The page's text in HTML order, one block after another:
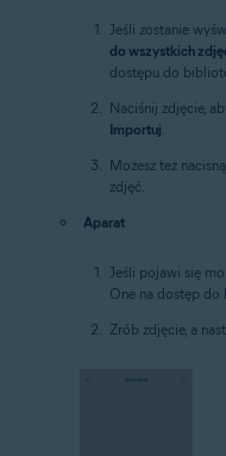
Jeśli zostanie
do wszystkich
dostępu do
Naciśnij zdjęcie,
Importuj.
Możesz też
zdjęć.
Aparat
Jeśli pojawi się
One na dostęp do
Zrób zdjęcie, a